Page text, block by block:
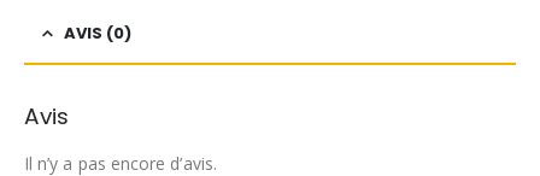
AVIS (0)
Avis
Il n’y a pas encore d’avis.